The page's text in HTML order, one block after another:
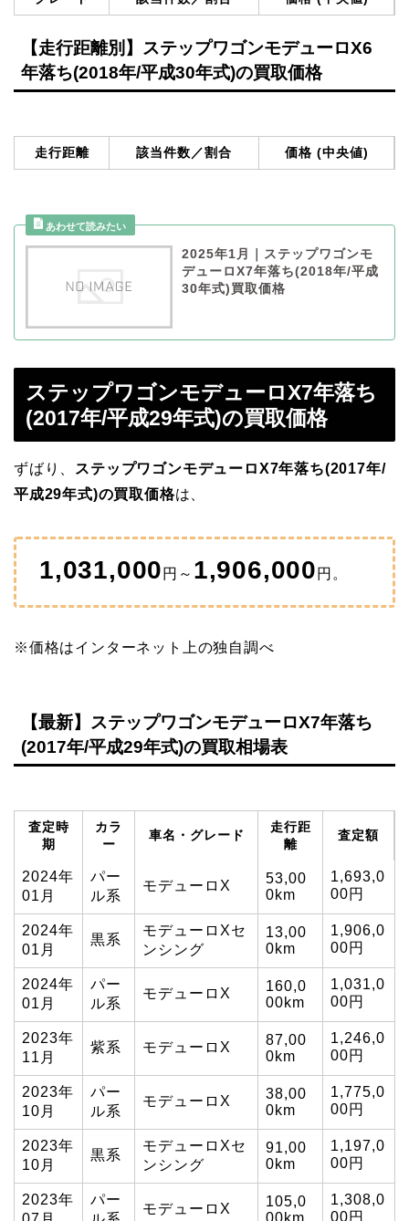
【走行距離別】ステップワゴンモデューロX6
年落ち(2018年/平成30年式)の買取価格
走行距離 該当件数／割合 価格 (中央値)
2025年1月｜ステップワゴンモ
デューロX7年落ち(2018年/平成
30年式)買取価格
ステップワゴンモデューロX7年落ち
(2017年/平成29年式)の買取価格
ずばり、
ステップワゴンモデューロX7年落ち(2017年/
平成29年式)の買取価格は、
1,031,000 円～ 1,906,000 円。
※価格はインターネット上の独自調べ
【最新】ステップワゴンモデューロX7年落ち
(2017年/平成29年式)の買取相場表
査定時
期
カラ
ー
車名・グレード
走行距
離
査定額
2024年
01月
パー
ル系
モデューロX
53,00
0km
1,693,0
00円
2024年
01月
黒系
モデューロXセ
ンシング
13,00
0km
1,906,0
00円
2024年
01月
パー
ル系
モデューロX
160,0
00km
1,031,0
00円
2023年
11月
紫系 モデューロX
87,00
0km
1,246,0
00円
2023年
10月
パー
ル系
モデューロX
38,00
0km
1,775,0
00円
2023年
10月
黒系
モデューロXセ
ンシング
91,00
0km
1,197,0
00円
2023年
パー
モデューロX
105,0
1,308,0
00円